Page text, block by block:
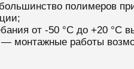
полимеров при
от -50 °C до +20 °C
монтажные работы